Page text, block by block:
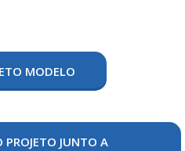
MODELO
JUNTO A